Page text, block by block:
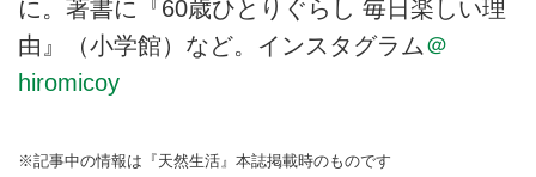
に。著書に『60歳ひとりぐらし 毎日楽しい理
由』（小学館）など。インスタグラム＠
hiromicoy
※記事中の情報は『天然生活』本誌掲載時のものです